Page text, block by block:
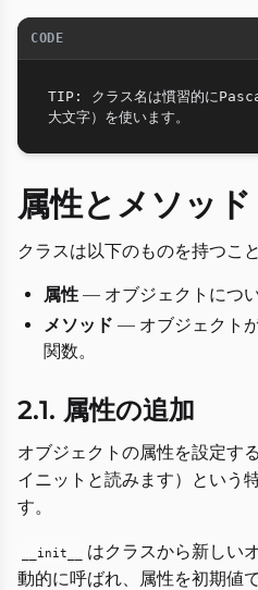
CODE
TIP: クラス名は慣習的に
属性とメソッド
クラスは以下のものを持つこ
属性 — オブジェクトにつ
メソッド — オブジェクト
関数。
2.1. 属性の追加
オブジェクトの属性を設定する
イニットと読みます）という
す。
__init__
はクラスから新しい
動的に呼ばれ、属性を初期値